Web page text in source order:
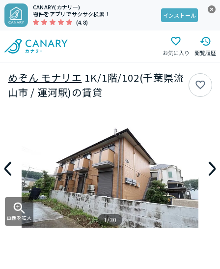
CANARY(カナリー)
物件をアプリでサクサク検索！
(4.8)
インストール
お気に入り 閲覧履歴
めぞん モナリエ 1K/1階/102(千葉県流
山市 / 運河駅)の賃貸
画像を拡大 1/30